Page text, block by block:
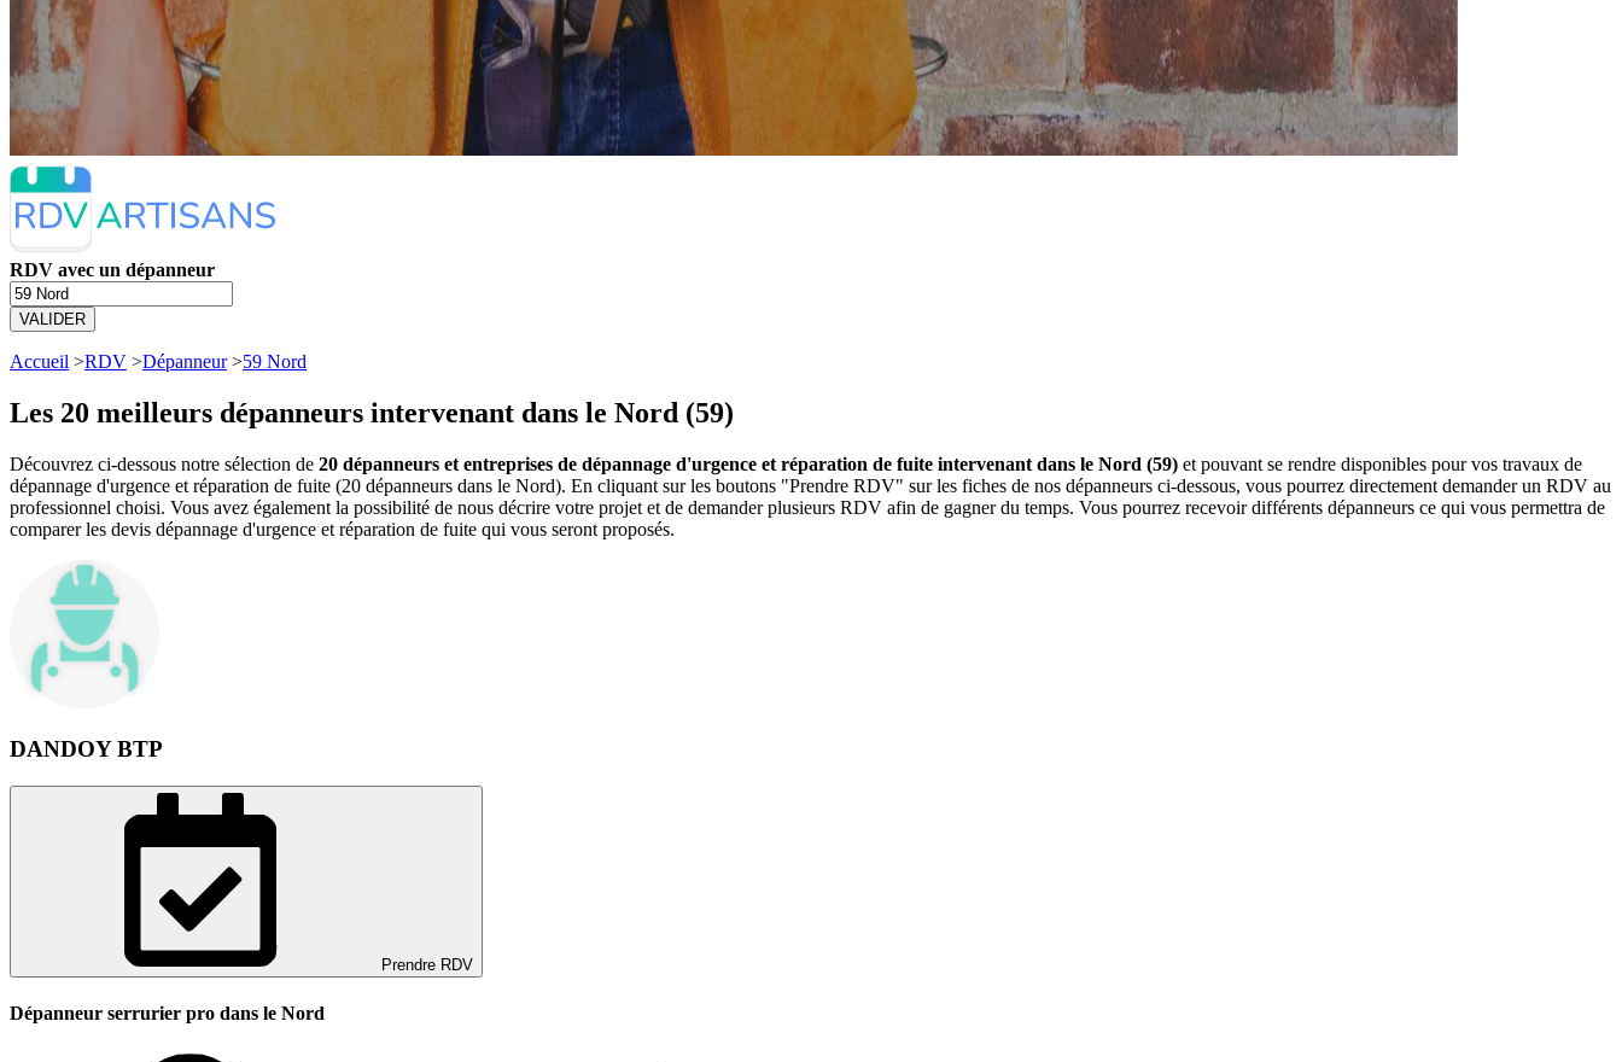
RDV avec un dépanneur
VALIDER
Accueil >RDV >Dépanneur>59 Nord
Les 20 meilleurs dépanneurs intervenant dans le Nord (59)
Découvrez ci-dessous notre sélection de 20 dépanneurs et entreprises de dépannage d'urgence et réparation de fuite intervenant dans le Nord (59) et pouvant se rendre disponibles pour vos travaux de
dépannage d'urgence et réparation de fuite (20 dépanneurs dans le Nord). En cliquant sur les boutons "Prendre RDV" sur les fiches de nos dépanneurs ci-dessous, vous pourrez directement demander un RDV au
professionnel choisi. Vous avez également la possibilité de nous décrire votre projet et de demander plusieurs RDV afin de gagner du temps. Vous pourrez recevoir différents dépanneurs ce qui vous permettra de
comparer les devis dépannage d'urgence et réparation de fuite qui vous seront proposés.
DANDOY BTP
Prendre RDV
Dépanneur serrurier pro dans le Nord